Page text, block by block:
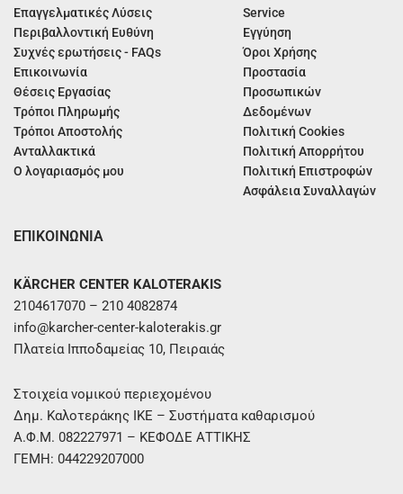
Επαγγελματικές Λύσεις
Περιβαλλοντική Ευθύνη
Συχνές ερωτήσεις - FAQs
Επικοινωνία
Θέσεις Εργασίας
Τρόποι Πληρωμής
Τρόποι Αποστολής
Ανταλλακτικά
Ο λογαριασμός μου
Service
Εγγύηση
Όροι Χρήσης
Προστασία
Προσωπικών
Δεδομένων
Πολιτική Cookies
Πολιτική Απορρήτου
Πολιτική Επιστροφών
Ασφάλεια Συναλλαγών
ΕΠΙΚΟΙΝΩΝΙΑ
KÄRCHER CENTER KALOTERAKIS
2104617070 – 210 4082874
info@karcher-center-kaloterakis.gr
Πλατεία Ιπποδαμείας 10, Πειραιάς
Στοιχεία νομικού περιεχομένου
Δημ. Καλοτεράκης ΙΚΕ – Συστήματα καθαρισμού
Α.Φ.Μ. 082227971 – ΚΕΦΟΔΕ ΑΤΤΙΚΗΣ
ΓΕΜΗ: 044229207000